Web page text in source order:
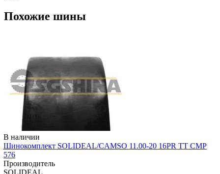
Похожие шины
В наличии
Шинокомплект SOLIDEAL/CAMSO 11.00-20 16PR TT CMP
576
Производитель
SOLIDEAL